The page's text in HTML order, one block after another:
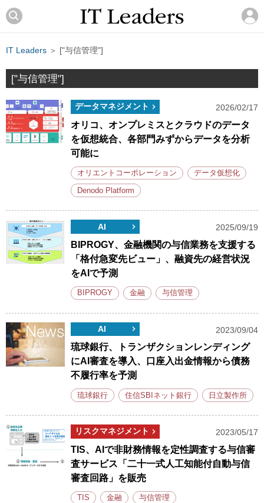
IT Leaders ＞ ["与信管理"]
["与信管理"]
データマネジメント 2026/02/17
オリコ、オンプレミスとクラウドのデータ
を仮想統合、各部門みずからデータを分析
可能に
オリエントコーポレーション データ仮想化
Denodo Platform
AI 2025/09/19
BIPROGY、金融機関の与信業務を支援する
「格付急変先ビュー」、融資先の経営状況
をAIで予測
BIPROGY 金融 与信管理
AI 2023/09/04
琉球銀行、トランザクションレンディング
にAI審査を導入、口座入出金情報から債務
不履行率を予測
琉球銀行 住信SBIネット銀行 日立製作所
リスクマネジメント 2023/05/17
TIS、AIで非財務情報を定性調査する与信審
査サービス「二十一式人工知能付自動与信
審査回路」を販売
TIS 金融 与信管理